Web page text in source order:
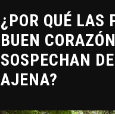
¿POR QUÉ LAS
BUEN
SOSPECHAN
AJENA?